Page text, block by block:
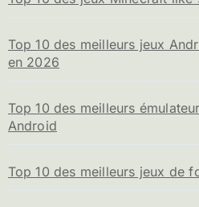
Top 10 des meilleurs jeux
en 2026
Top 10 des meilleurs
Android
Top 10 des meilleurs jeux de